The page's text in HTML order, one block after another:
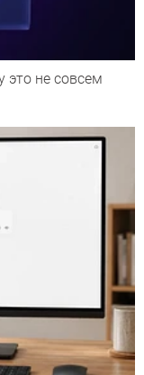
это не совсем